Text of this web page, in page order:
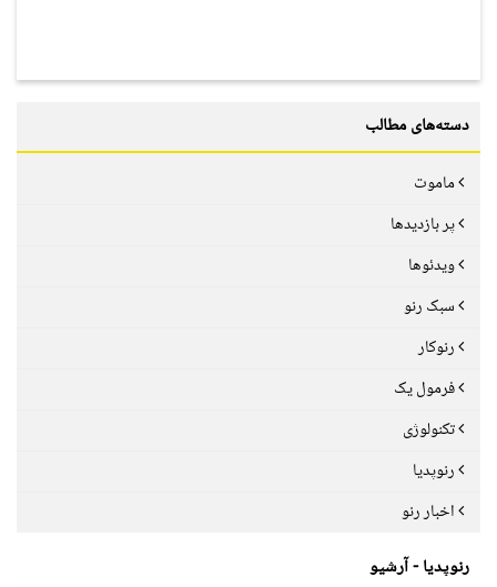
دسته‌های مطالب
ماموت
پر بازدیدها
ویدئوها
سبک رنو
رنوکار
فرمول یک
تکنولوژی
رنوپدیا
اخبار رنو
رنوپدیا - آرشیو